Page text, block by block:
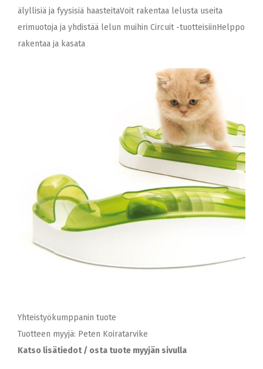
älyllisiä ja fyysisiä haasteitaVoit rakentaa lelusta useita
erimuotoja ja yhdistää lelun muihin Circuit -tuotteisiinHelppo
rakentaa ja kasata
Yhteistyökumppanin tuote
Tuotteen myyjä: Peten Koiratarvike
Katso lisätiedot / osta tuote myyjän sivulla